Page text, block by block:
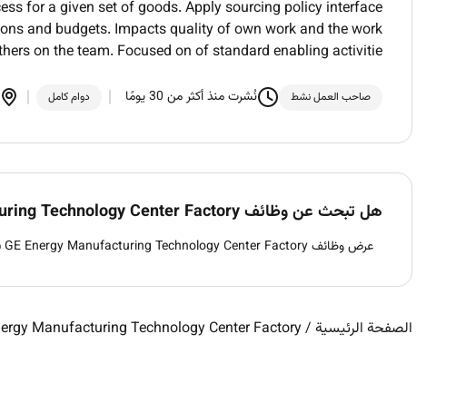
for a given set of goods. Apply sourcing policy interface
and budgets. Impacts quality of own work and the work
on the team. Focused on of standard enabling activitie
صاحب العمل نشط نُشرت منذ أكثر من 30 يومًا دوام كامل
هل تبحث عن وظائف GE Energy Manufacturing Technology Center Factory في الإمارات؟
عرض وظائف GE Energy Manufacturing Technology Center Factory في الإمارات
الصفحة الرئيسية /
Manufacturing Technology Center Factory